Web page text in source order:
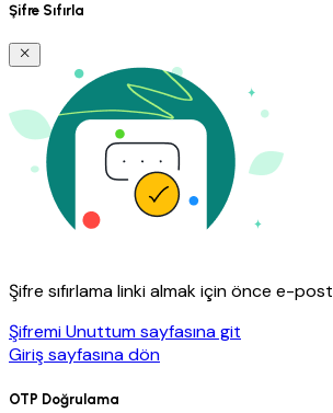
Şifre Sıfırla
Şifre sıfırlama linki almak için önce e-
Şifremi Unuttum sayfasına git
Giriş sayfasına dön
OTP Doğrulama